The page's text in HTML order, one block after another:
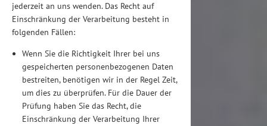
jederzeit an uns wenden. Das Recht auf
Einschränkung der Verarbeitung besteht in
folgenden Fällen:
Wenn Sie die Richtigkeit Ihrer bei uns
gespeicherten personenbezogenen Daten
bestreiten, benötigen wir in der Regel Zeit,
um dies zu überprüfen. Für die Dauer der
Prüfung haben Sie das Recht, die
Einschränkung der Verarbeitung Ihrer